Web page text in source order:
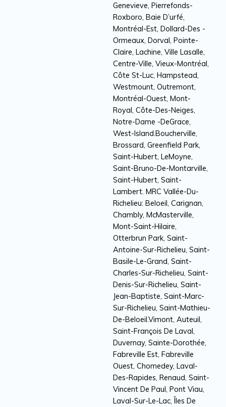
Genevieve, Pierrefonds-
Roxboro, Baie D’urfé,
Montréal-Est, Dollard-Des -
Ormeaux, Dorval, Pointe-
Claire, Lachine, Ville Lasalle,
Centre-Ville, Vieux-Montréal,
Côte St-Luc, Hampstead,
Westmount, Outremont,
Montréal-Ouest, Mont-
Royal, Côte-Des-Neiges,
Notre-Dame -DeGrace,
West-Island.Boucherville,
Brossard, Greenfield Park,
Saint-Hubert, LeMoyne,
Saint-Bruno-De-Montarville,
Saint-Hubert, Saint-
Lambert. MRC Vallée-Du-
Richelieu: Beloeil, Carignan,
Chambly, McMasterville,
Mont-Saint-Hilaire,
Otterbrun Park, Saint-
Antoine-Sur-Richelieu, Saint-
Basile-Le-Grand, Saint-
Charles-Sur-Richelieu, Saint-
Denis-Sur-Richelieu, Saint-
Jean-Baptiste, Saint-Marc-
Sur-Richelieu, Saint-Mathieu-
De-Beloeil.Vimont, Auteuil,
Saint-François De Laval,
Duvernay, Sainte-Dorothée,
Fabreville Est, Fabreville
Ouest, Chomedey, Laval-
Des-Rapides, Renaud, Saint-
Vincent De Paul, Pont Viau,
Laval-Sur-Le-Lac, Îles De